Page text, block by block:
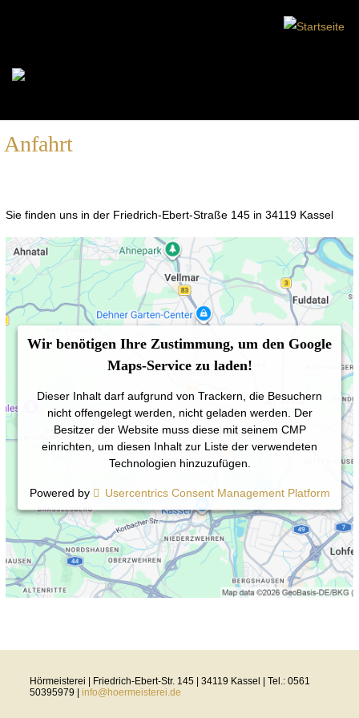
Anfahrt
Sie finden uns in der Friedrich-Ebert-Straße 145 in 34119 Kassel
Wir benötigen Ihre Zustimmung, um den Google
Maps-Service zu laden!
Dieser Inhalt darf aufgrund von Trackern, die Besuchern
nicht offengelegt werden, nicht geladen werden. Der
Besitzer der Website muss diese mit seinem CMP
einrichten, um diesen Inhalt zur Liste der verwendeten
Technologien hinzuzufügen.
Powered by Usercentrics Consent Management Platform
Hörmeisterei | Friedrich-Ebert-Str. 145 | 34119 Kassel | Tel.: 0561
50395979 |info@hoermeisterei.de